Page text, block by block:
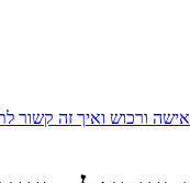
ורכוש ואיך זה קשור